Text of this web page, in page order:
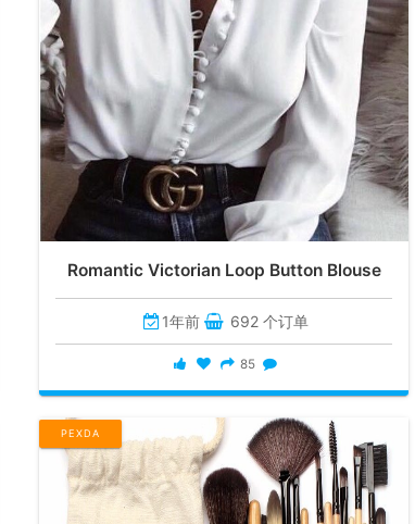
Romantic Victorian Loop Button Blouse
1年前 692 个订单
85
PEXDA